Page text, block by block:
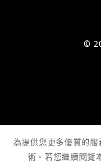
©
為提供您更多優質的
術。若您繼續閱覽